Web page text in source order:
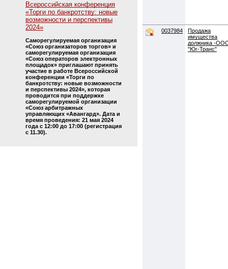
Всероссийская конференция
«Торги по банкротству: новые
возможности и перспективы
2024»
Саморегулируемая организация
«Союз организаторов торгов» и
саморегулируемая организация
«Союз операторов электронных
площадок» приглашают принять
участие в работе Всероссийской
конференции «Торги по
банкротству: новые возможности
и перспективы 2024», которая
проводится при поддержке
саморегулируемой организации
«Союз арбитражных
управляющих «Авангард». Дата и
время проведения: 21 мая 2024
года с 12:00 до 17:00 (регистрация
с 11.30).
0037984
Продажа
имущества
должника -
"Юг-Транс"